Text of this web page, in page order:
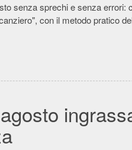
senza sprechi e senza
con il metodo pratico